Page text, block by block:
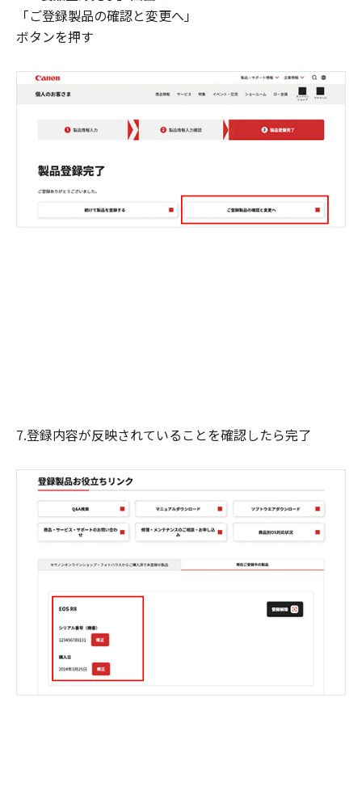
「ご登録製品の確認と変更へ」
ボタンを押す
7.登録内容が反映されていることを確認したら完了